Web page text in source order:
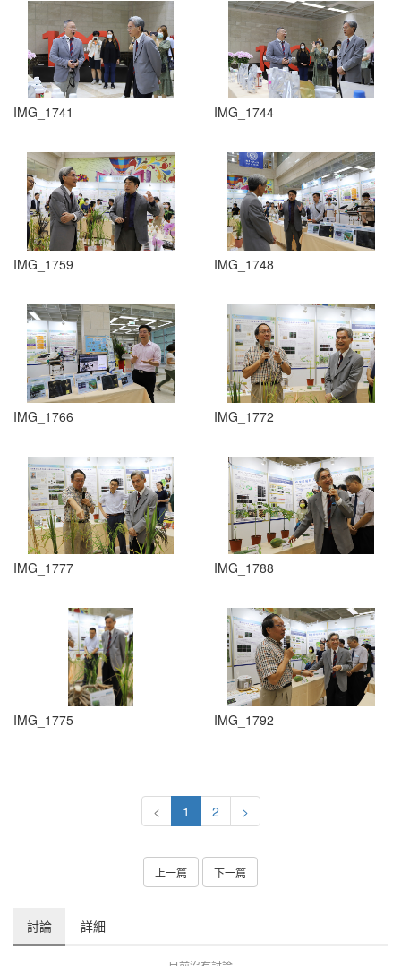
IMG_1741 IMG_1744
IMG_1759 IMG_1748
IMG_1766 IMG_1772
IMG_1777 IMG_1788
IMG_1775 IMG_1792
< 1 2 >
上一篇 下一篇
討論 詳細